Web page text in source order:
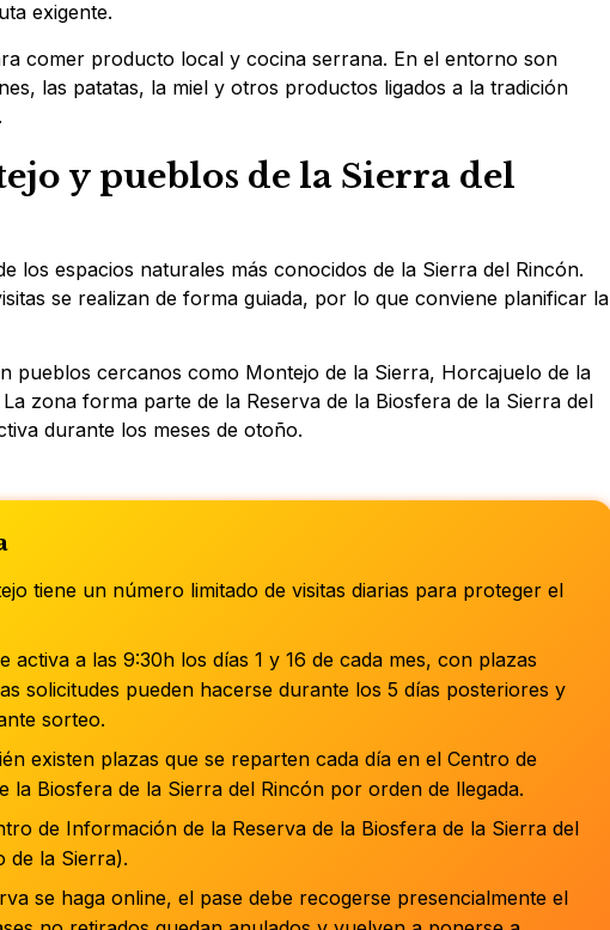
exigente.
comer producto local y cocina serrana. En el entorno son
las patatas, la miel y otros productos ligados a la tradición
y pueblos de la Sierra del
los espacios naturales más conocidos de la Sierra del Rincón.
se realizan de forma guiada, por lo que conviene planificar la
pueblos cercanos como Montejo de la Sierra, Horcajuelo de la
zona forma parte de la Reserva de la Biosfera de la Sierra del
durante los meses de otoño.
tiene un número limitado de visitas diarias para proteger el
activa a las 9:30h los días 1 y 16 de cada mes, con plazas
solicitudes pueden hacerse durante los 5 días posteriores y
sorteo.
existen plazas que se reparten cada día en el Centro de
la Biosfera de la Sierra del Rincón por orden de llegada.
de Información de la Reserva de la Biosfera de la Sierra del
de la Sierra).
se haga online, el pase debe recogerse presencialmente el